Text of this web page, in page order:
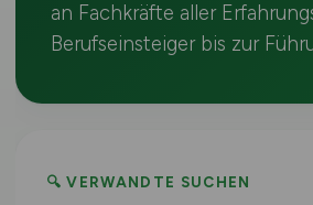
an Fachkräfte aller
Berufseinsteiger bis zur
🔍 VERWANDTE SUCHEN